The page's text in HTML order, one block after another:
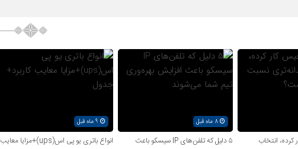
انتخاب
8 ماه قبل
۵ دلیل که تلفن‌های IP سیسکو باعث
انواع باتری یو پی اس(ups)+مزایا معایب